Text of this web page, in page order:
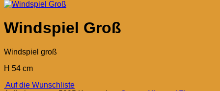
Windspiel Groß
Windspiel groß
H 54 cm
Auf die Wunschliste